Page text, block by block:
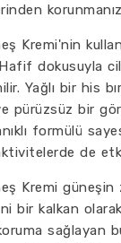
Kremi'nin
dokusuyla
Yağlı bir his
pürüzsüz bir
formülü
de
Kremi güneşin
bir kalkan olarak
sağlayan